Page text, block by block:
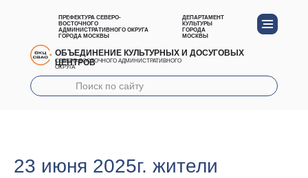
ПРЕФЕКТУРА СЕВЕРО-
ВОСТОЧНОГО
АДМИНИСТРАТИВНОГО ОКРУГА
ГОРОДА МОСКВЫ
ДЕПАРТАМЕНТ
КУЛЬТУРЫ
ГОРОДА
МОСКВЫ
ОБЪЕДИНЕНИЕ КУЛЬТУРНЫХ И ДОСУГОВЫХ
ЦЕНТРОВ
СЕВЕРО-ВОСТОЧНОГО АДМИНИСТРАТИВНОГО
ОКРУГА
23 июня 2025г. жители